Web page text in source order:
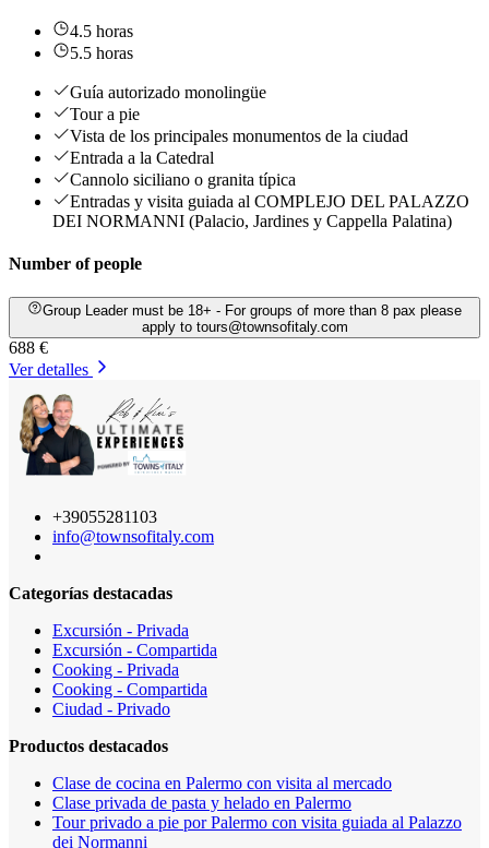
4.5 horas
5.5 horas
Guía autorizado monolingüe
Tour a pie
Vista de los principales monumentos de la ciudad
Entrada a la Catedral
Cannolo siciliano o granita típica
Entradas y visita guiada al COMPLEJO DEL PALAZZO
DEI NORMANNI (Palacio, Jardines y Cappella Palatina)
Number of people
Group Leader must be 18+ - For groups of more than 8 pax please
apply to tours@townsofitaly.com
688 €
Ver detalles
+39055281103
info@townsofitaly.com
Categorías destacadas
Excursión - Privada
Excursión - Compartida
Cooking - Privada
Cooking - Compartida
Ciudad - Privado
Productos destacados
Clase de cocina en Palermo con visita al mercado
Clase privada de pasta y helado en Palermo
Tour privado a pie por Palermo con visita guiada al Palazzo
dei Normanni